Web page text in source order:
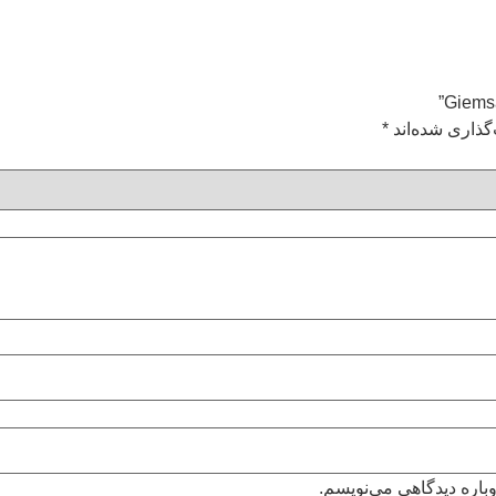
شده‌اند *
دیدگاهی می‌نویسم.